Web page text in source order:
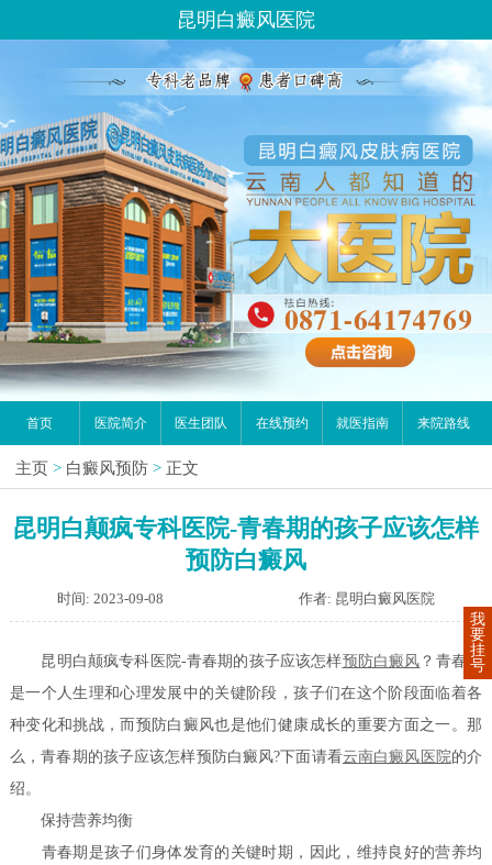
昆明白癜风医院
首页 医院简介 医生团队 在线预约 就医指南 来院路线
主页 > 白癜风预防 > 正文
昆明白颠疯专科医院-青春期的孩子应该怎样
预防白癜风
时间: 2023-09-08 作者: 昆明白癜风医院
昆明白颠疯专科医院-青春期的孩子应该怎样预防白癜风 ？青春期
是一个人生理和心理发展中的关键阶段，孩子们在这个阶段面临着各
种变化和挑战，而预防白癜风也是他们健康成长的重要方面之一。那
么，青春期的孩子应该怎样预防白癜风?下面请看云南白癜风医院的介
绍。
保持营养均衡
青春期是孩子们身体发育的关键时期，因此，维持良好的营养均
我
要
挂
号